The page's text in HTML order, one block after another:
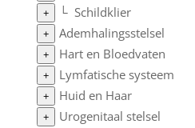
+ └ Schildklier
+ Ademhalingsstelsel
+ Hart en Bloedvaten
+ Lymfatische systeem
+ Huid en Haar
+ Urogenitaal stelsel